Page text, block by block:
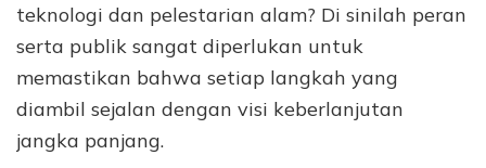
teknologi dan pelestarian alam? Di sinilah peran
serta publik sangat diperlukan untuk
memastikan bahwa setiap langkah yang
diambil sejalan dengan visi keberlanjutan
jangka panjang.